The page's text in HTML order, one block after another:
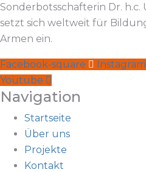
Sonderbotsschafterin Dr.
setzt sich weltweit für
Armen ein.
Facebook-square Instagram
Youtube
Navigation
Startseite
Über uns
Projekte
Kontakt